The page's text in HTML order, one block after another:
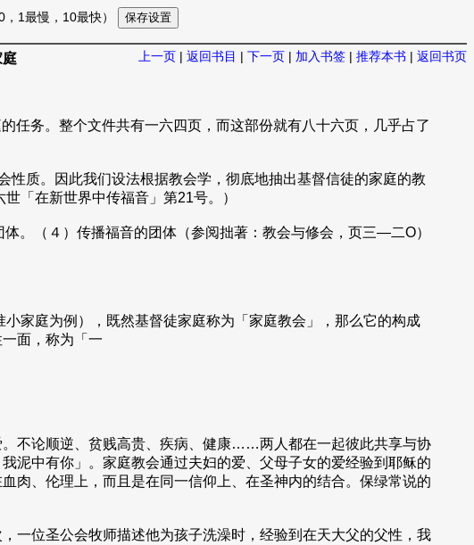
，1最慢，10最快）
上一页 | 返回书目 | 下一页 | 加入书签 | 推荐本书 | 返回书页
庭
务。整个文件共有一六四页，而这部份就有八十六页，几乎占了
质。因此我们设法根据教会学，彻底地抽出基督信徒的家庭的教
「在新世界中传福音」第21号。）
。（４）传播福音的团体（参阅拙著：教会与修会，页三—二O）
家庭为例），既然基督徒家庭称为「家庭教会」，那么它的构成
面，称为「一
不论顺逆、贫贱高贵、疾病、健康……两人都在一起彼此共享与协
泥中有你」。家庭教会通过夫妇的爱、父母子女的爱经验到耶稣的
肉、伦理上，而且是在同一信仰上、在圣神内的结合。保绿常说的
一位圣公会牧师描述他为孩子洗澡时，经验到在天大父的父性，我